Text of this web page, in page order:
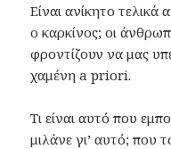
Είναι ανίκητο τελικά
ο καρκίνος; οι
φροντίζουν να μας
χαμένη a priori.
Τι είναι αυτό που
μιλάνε γι’ αυτό; που